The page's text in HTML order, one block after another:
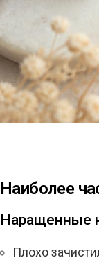
Наиболее
Наращенные
Плохо